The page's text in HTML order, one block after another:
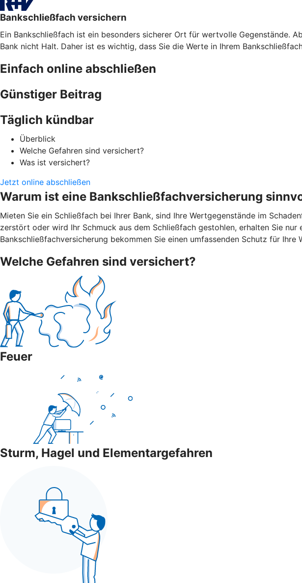
Bankschließfach versichern
Ein Bankschließfach ist ein besonders sicherer Ort für wertvolle Gegenstände.
Bank nicht Halt. Daher ist es wichtig, dass Sie die Werte in Ihrem
Einfach online abschließen
Günstiger Beitrag
Täglich kündbar
Überblick
Welche Gefahren sind versichert?
Was ist versichert?
Jetzt online abschließen
Warum ist eine Bankschließfachversicherung
Mieten Sie ein Schließfach bei Ihrer Bank, sind Ihre Wertgegenstände im
zerstört oder wird Ihr Schmuck aus dem Schließfach gestohlen, erhalten Sie
Bankschließfachversicherung bekommen Sie einen umfassenden Schutz für Ihre
Welche Gefahren sind versichert?
Feuer
Sturm, Hagel und Elementargefahren